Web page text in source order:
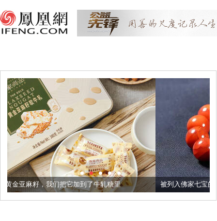
加到了牛轧糖里 被列入佛家七宝的它到底有多美？